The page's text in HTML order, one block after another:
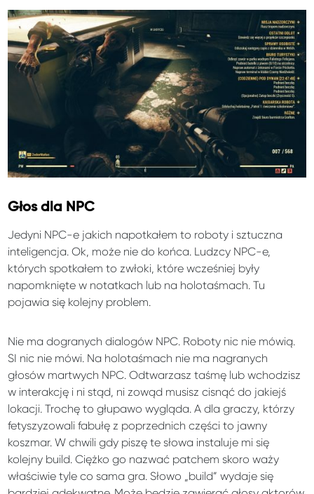
Głos dla NPC
Jedyni NPC-e jakich napotkałem to roboty i sztuczna
inteligencja. Ok, może nie do końca. Ludzcy NPC-e,
których spotkałem to zwłoki, które wcześniej były
napomknięte w notatkach lub na holotaśmach. Tu
pojawia się kolejny problem.
Nie ma dogranych dialogów NPC. Roboty nic nie mówią.
SI nic nie mówi. Na holotaśmach nie ma nagranych
głosów martwych NPC. Odtwarzasz taśmę lub wchodzisz
w interakcję i ni stąd, ni zowąd musisz cisnąć do jakiejś
lokacji. Trochę to głupawo wygląda. A dla graczy, którzy
fetyszyzowali fabułę z poprzednich części to jawny
koszmar. W chwili gdy piszę te słowa instaluje mi się
kolejny build. Ciężko go nazwać patchem skoro waży
właściwie tyle co sama gra. Słowo „build” wydaje się